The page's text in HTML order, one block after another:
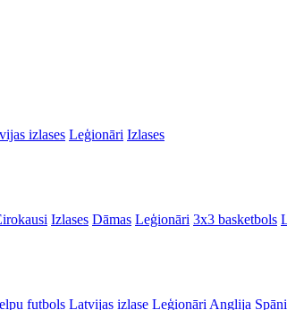
izlases Leģionāri Izlases
Izlases Dāmas Leģionāri 3x3 basketbols
futbols Latvijas izlase Leģionāri Anglija